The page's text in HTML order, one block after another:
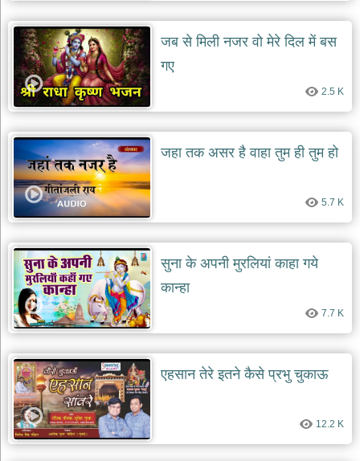
दयाल
भजन
bawa
lal
dayal
bhajans
शनि
देव
भजन
shani
dev
bhajans
आज
भजन
bhajan
of
the
day
भजन
जोड़ें
add
जब से मिली नजर वो मेरे दिल में बस
गए
2.5 K
जहा तक असर है वाहा तुम ही तुम हो
5.7 K
सुना के अपनी मुरलियां काहा गये
कान्हा
7.7 K
एहसान तेरे इतने कैसे प्रभु चुकाऊ
12.2 K